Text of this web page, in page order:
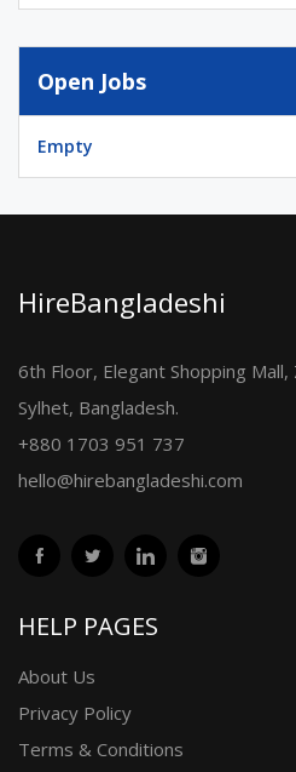
Open Jobs
Empty
HireBangladeshi
6th Floor, Elegant Shopping Mall,
Sylhet, Bangladesh.
+880 1703 951 737
hello@hirebangladeshi.com
HELP PAGES
About Us
Privacy Policy
Terms & Conditions